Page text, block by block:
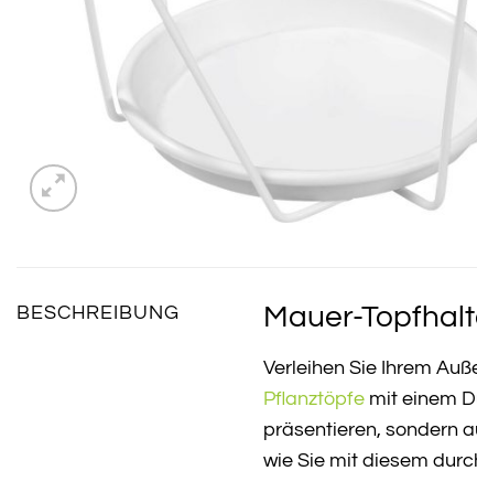
BESCHREIBUNG Mauer-
Verleihen Sie Ihrem
Pflanztöpfe mit einem
präsentieren, sondern
wie Sie mit diesem